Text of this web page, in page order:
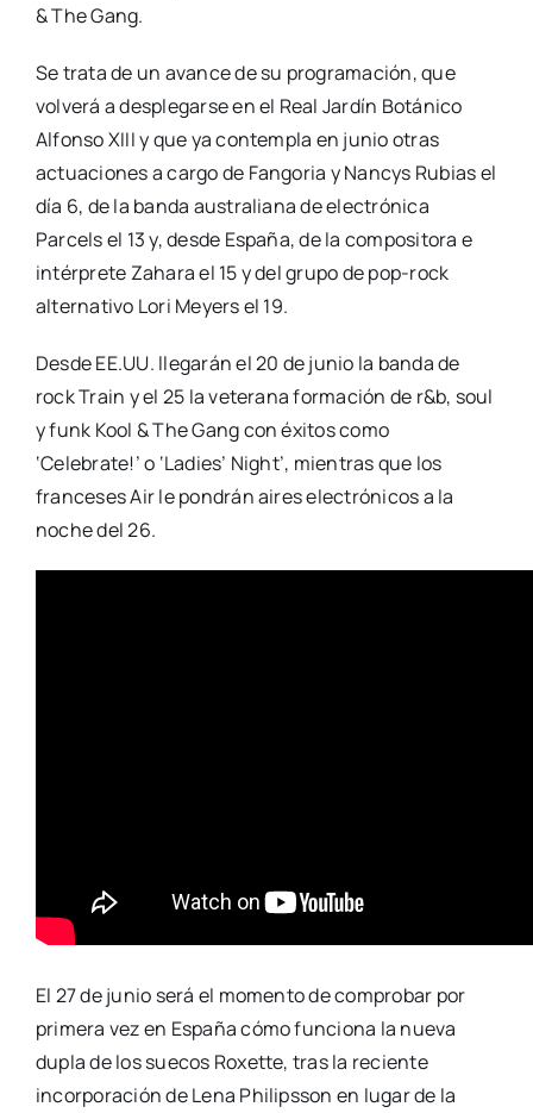
& The Gang.
Se trata de un avance de su programación, que
volverá a desplegarse en el Real Jardín Botánico
Alfonso XIII y que ya contempla en junio otras
actuaciones a cargo de Fangoria y Nancys Rubias el
día 6, de la banda australiana de electrónica
Parcels el 13 y, desde España, de la compositora e
intérprete Zahara el 15 y del grupo de pop-rock
alternativo Lori Meyers el 19.
Desde EE.UU. llegarán el 20 de junio la banda de
rock Train y el 25 la veterana formación de r&b, soul
y funk Kool & The Gang con éxitos como
‘Celebrate!’ o ‘Ladies’ Night’, mientras que los
franceses Air le pondrán aires electrónicos a la
noche del 26.
El 27 de junio será el momento de comprobar por
primera vez en España cómo funciona la nueva
dupla de los suecos Roxette, tras la reciente
incorporación de Lena Philipsson en lugar de la